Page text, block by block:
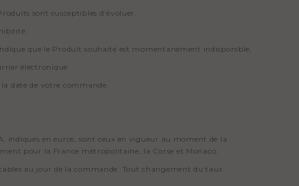
sont susceptibles d’évoluer.
:
que le Produit souhaité est momentanément indisponible,
électronique.
date de votre commande.
indiqués en euros, sont ceux en vigueur au moment de la
pour la France métropolitaine, la Corse et Monaco.
au jour de la commande. Tout changement du taux